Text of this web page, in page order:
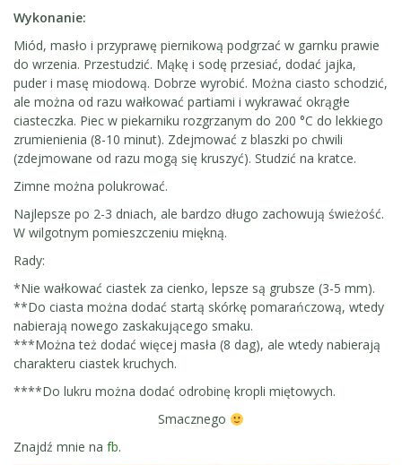
Wykonanie:
Miód, masło i przyprawę piernikową podgrzać w garnku prawie
do wrzenia. Przestudzić. Mąkę i sodę przesiać, dodać jajka,
puder i masę miodową. Dobrze wyrobić. Można ciasto schodzić,
ale można od razu wałkować partiami i wykrawać okrągłe
ciasteczka. Piec w piekarniku rozgrzanym do 200 °C do lekkiego
zrumienienia (8-10 minut). Zdejmować z blaszki po chwili
(zdejmowane od razu mogą się kruszyć). Studzić na kratce.
Zimne można polukrować.
Najlepsze po 2-3 dniach, ale bardzo długo zachowują świeżość.
W wilgotnym pomieszczeniu miękną.
Rady:
*Nie wałkować ciastek za cienko, lepsze są grubsze (3-5 mm).
**Do ciasta można dodać startą skórkę pomarańczową, wtedy
nabierają nowego zaskakującego smaku.
***Można też dodać więcej masła (8 dag), ale wtedy nabierają
charakteru ciastek kruchych.
****Do lukru można dodać odrobinę kropli miętowych.
Smacznego
Znajdź mnie na fb.